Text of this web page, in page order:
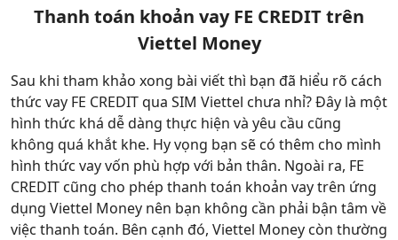
Thanh toán khoản vay FE CREDIT trên
Viettel Money
Sau khi tham khảo xong bài viết thì bạn đã hiểu rõ cách
thức vay FE CREDIT qua SIM Viettel chưa nhỉ? Đây là một
hình thức khá dễ dàng thực hiện và yêu cầu cũng
không quá khắt khe. Hy vọng bạn sẽ có thêm cho mình
hình thức vay vốn phù hợp với bản thân. Ngoài ra, FE
CREDIT cũng cho phép thanh toán khoản vay trên ứng
dụng Viettel Money nên bạn không cần phải bận tâm về
việc thanh toán. Bên cạnh đó, Viettel Money còn thường